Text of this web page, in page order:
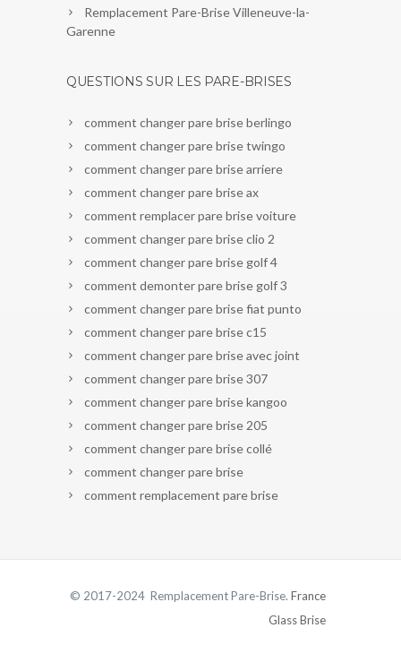
Remplacement Pare-Brise Villeneuve-la-
Garenne
QUESTIONS SUR LES PARE-BRISES
comment changer pare brise berlingo
comment changer pare brise twingo
comment changer pare brise arriere
comment changer pare brise ax
comment remplacer pare brise voiture
comment changer pare brise clio 2
comment changer pare brise golf 4
comment demonter pare brise golf 3
comment changer pare brise fiat punto
comment changer pare brise c15
comment changer pare brise avec joint
comment changer pare brise 307
comment changer pare brise kangoo
comment changer pare brise 205
comment changer pare brise collé
comment changer pare brise
comment remplacement pare brise
© 2017-2024 Remplacement Pare-Brise. France
Glass Brise